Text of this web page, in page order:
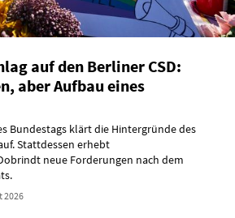
auf den Berliner CSD:
aber Aufbau eines
Bundestags klärt die Hintergründe des
Stattdessen erhebt
neue Forderungen nach dem
2026